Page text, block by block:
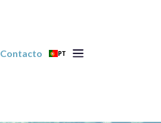
Contacto PT